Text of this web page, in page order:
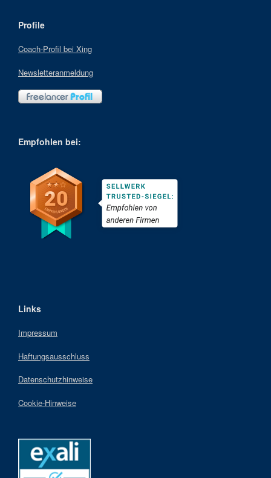
Profile
Coach-Profil bei Xing
Newsletteranmeldung
Empfohlen bei:
Links
Impressum
Haftungsausschluss
Datenschutzhinweise
Cookie-Hinweise